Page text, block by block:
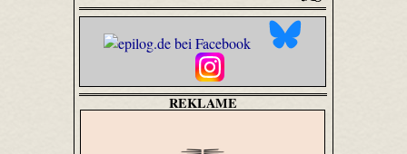
REKLAME